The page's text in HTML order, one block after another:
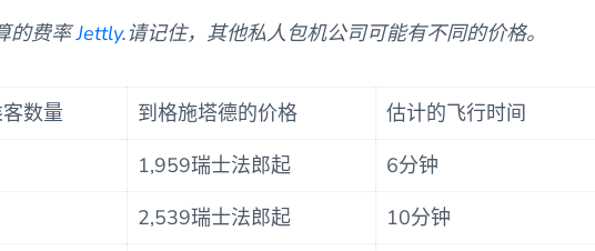
的费率Jettly.请记住，其他私人包机公司可能有不同的价格。
数量 到格施塔德的价格
估计的飞行时间
1,959瑞士法郎起
6分钟
2,539瑞士法郎起
10分钟